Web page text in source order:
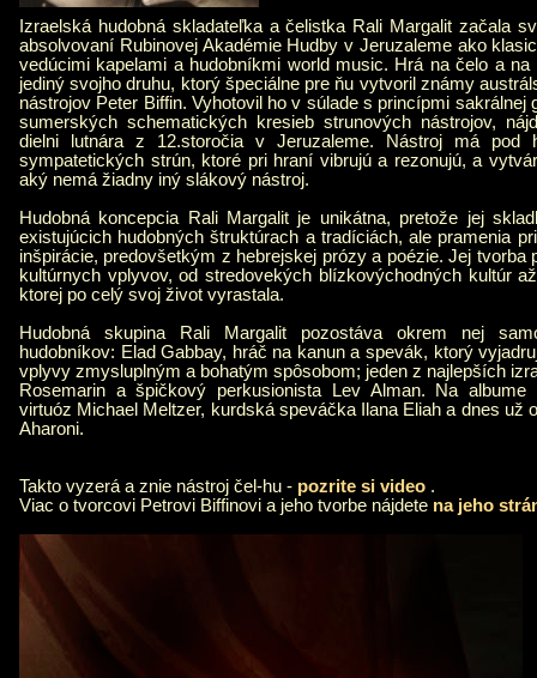
Izraelská hudobná skladateľka a čelistka Rali Margalit začala
absolvovaní Rubinovej Akadémie Hudby v Jeruzaleme ako
vedúcimi kapelami a hudobníkmi world music. Hrá na čelo a na
jediný svojho druhu, ktorý špeciálne pre ňu vytvoril známy
nástrojov Peter Biffin. Vyhotovil ho v súlade s princípmi sakrálnej
sumerských schematických kresieb strunových nástrojov,
dielni lutnára z 12.storočia v Jeruzaleme. Nástroj má pod
sympatetických strún, ktoré pri hraní vibrujú a rezonujú, a
aký nemá žiadny iný slákový nástroj.
Hudobná koncepcia Rali Margalit je unikátna, pretože jej
existujúcich hudobných štruktúrach a tradíciách, ale pramenia
inšpirácie, predovšetkým z hebrejskej prózy a poézie. Jej tvorba
kultúrnych vplyvov, od stredovekých blízkovýchodných kultúr
ktorej po celý svoj život vyrastala.
Hudobná skupina Rali Margalit pozostáva okrem nej
hudobníkov: Elad Gabbay, hráč na kanun a spevák, ktorý
vplyvy zmysluplným a bohatým spôsobom; jeden z najlepších
Rosemarin a špičkový perkusionista Lev Alman. Na
virtuóz Michael Meltzer, kurdská speváčka Ilana Eliah a dnes už
Aharoni.
Takto vyzerá a znie nástroj čel-hu - pozrite si video .
Viac o tvorcovi Petrovi Biffinovi a jeho tvorbe nájdete na jeho